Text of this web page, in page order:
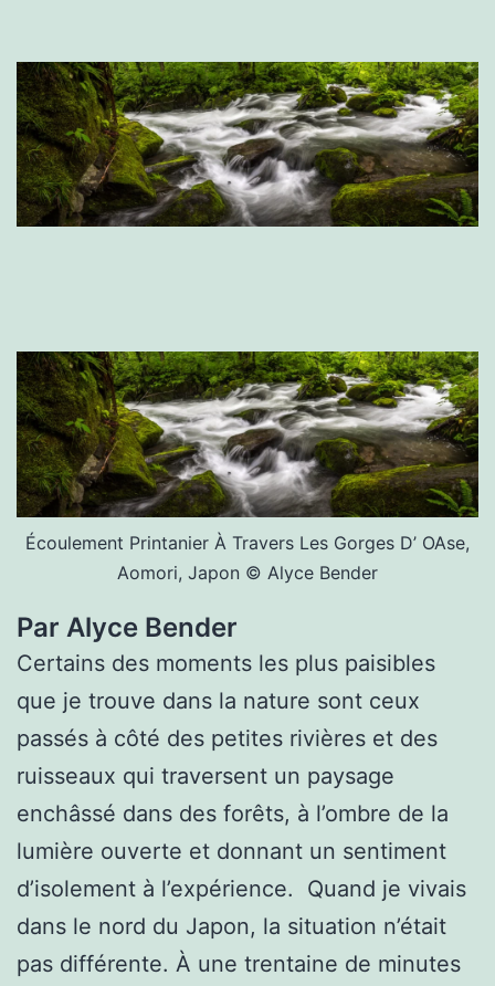
Écoulement Printanier À Travers Les Gorges D’ OAse,
Aomori, Japon © Alyce Bender
Par Alyce Bender
Certains des moments les plus paisibles
que je trouve dans la nature sont ceux
passés à côté des petites rivières et des
ruisseaux qui traversent un paysage
enchâssé dans des forêts, à l’ombre de la
lumière ouverte et donnant un sentiment
d’isolement à l’expérience. Quand je vivais
dans le nord du Japon, la situation n’était
pas différente. À une trentaine de minutes